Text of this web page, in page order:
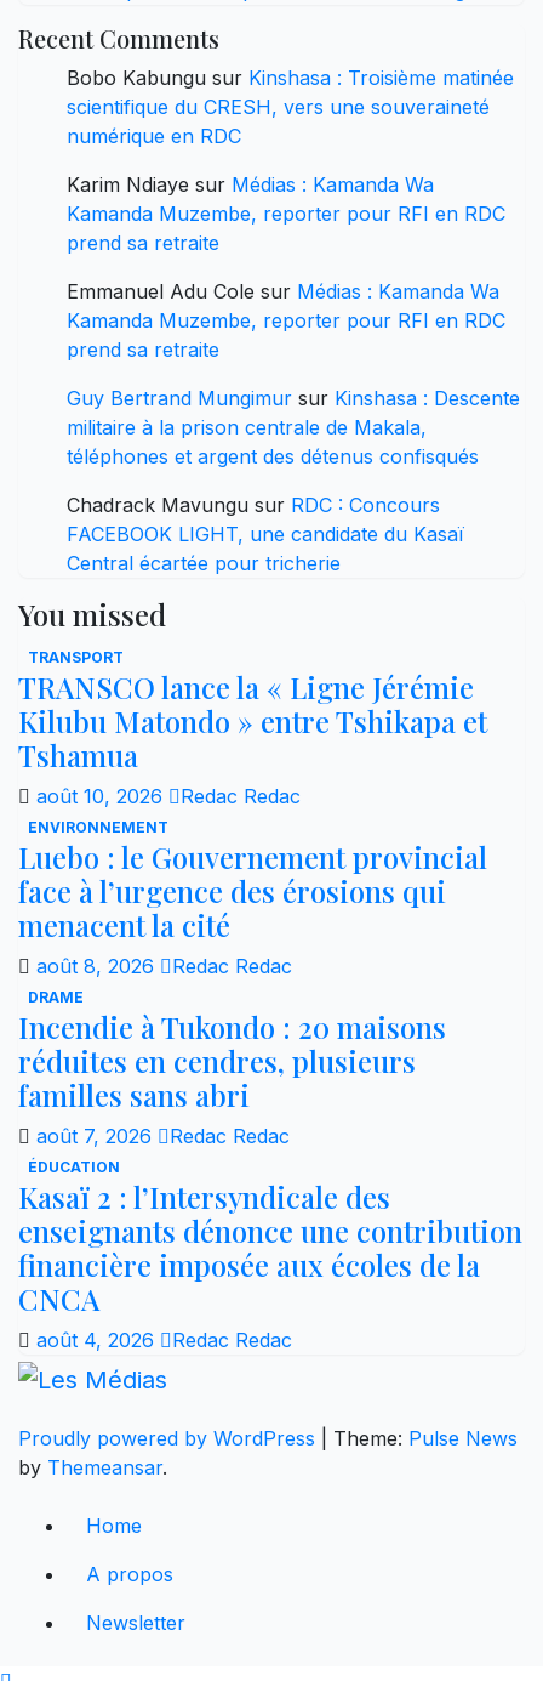
Recent Comments
Bobo Kabungu sur Kinshasa : Troisième matinée
scientifique du CRESH, vers une souveraineté
numérique en RDC
Karim Ndiaye sur Médias : Kamanda Wa
Kamanda Muzembe, reporter pour RFI en RDC
prend sa retraite
Emmanuel Adu Cole sur Médias : Kamanda Wa
Kamanda Muzembe, reporter pour RFI en RDC
prend sa retraite
Guy Bertrand Mungimur sur Kinshasa : Descente
militaire à la prison centrale de Makala,
téléphones et argent des détenus confisqués
Chadrack Mavungu sur RDC : Concours
FACEBOOK LIGHT, une candidate du Kasaï
Central écartée pour tricherie
You missed
TRANSPORT
TRANSCO lance la « Ligne Jérémie
Kilubu Matondo » entre Tshikapa et
Tshamua
août 10, 2026 Redac Redac
ENVIRONNEMENT
Luebo : le Gouvernement provincial
face à l’urgence des érosions qui
menacent la cité
août 8, 2026 Redac Redac
DRAME
Incendie à Tukondo : 20 maisons
réduites en cendres, plusieurs
familles sans abri
août 7, 2026 Redac Redac
ÉDUCATION
Kasaï 2 : l’Intersyndicale des
enseignants dénonce une contribution
financière imposée aux écoles de la
CNCA
août 4, 2026 Redac Redac
Proudly powered by WordPress Theme: Pulse News
by Themeansar.
Home
A propos
Newsletter